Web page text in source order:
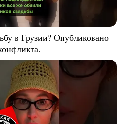
в Грузии? Опубликовано